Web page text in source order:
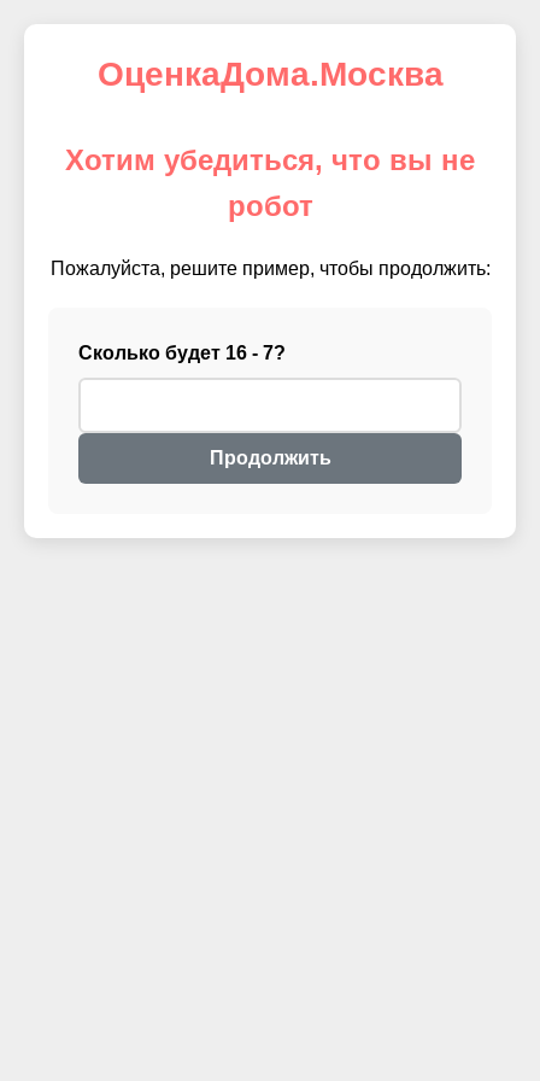
ОценкаДома.Москва
Хотим убедиться, что вы не
робот
Пожалуйста, решите пример, чтобы продолжить:
Сколько будет 16 - 7?
Продолжить